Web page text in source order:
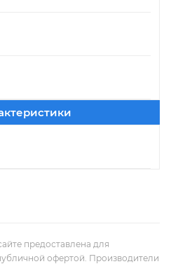
предоставлена для
офертой. Производители